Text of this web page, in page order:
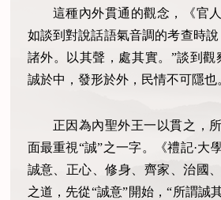
這種內外貫通的觀念，《官
如談到對說話語氣音調的考查時
諸外。以其聲，處其實。”談到觀
誠於中，發形於外，民情不可隱也
正因為內聖外王一以貫之，
面最重視“誠”之一字。《禮記·大
誠意、正心、修身、齊家、治國
之道，先從“誠意”開始，“所謂誠